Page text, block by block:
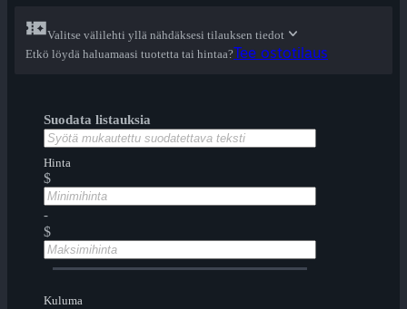
Valitse välilehti yllä nähdäksesi tilauksen tiedot
Etkö löydä haluamaasi tuotetta tai hintaa?Tee ostotilaus
Suodata listauksia
Hinta
$
-
$
Kuluma